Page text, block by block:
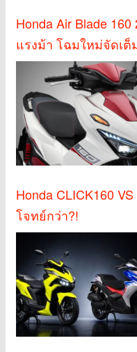
Honda Air Blade
แรงม้า โฉมใหม่จัดเต็
Honda CLICK160
โจทย์กว่า?!